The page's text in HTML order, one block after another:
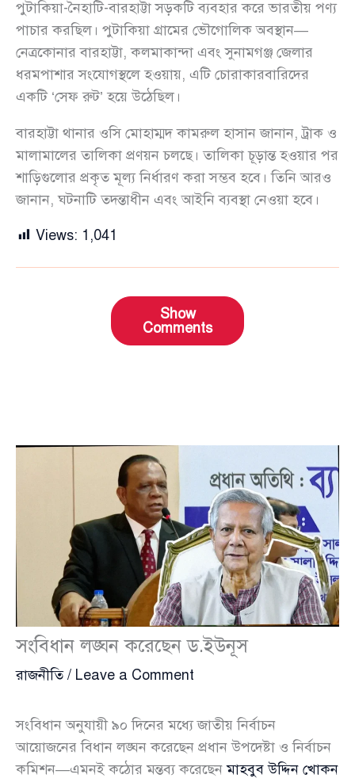
পুটাকিয়া-নৈহাটি-বারহাট্টা সড়কটি ব্যবহার করে ভারতীয় পণ্য
পাচার করছিল। পুটাকিয়া গ্রামের ভৌগোলিক অবস্থান—
নেত্রকোনার বারহাট্টা, কলমাকান্দা এবং সুনামগঞ্জ জেলার
ধরমপাশার সংযোগস্থলে হওয়ায়, এটি চোরাকারবারিদের
একটি ‘সেফ রুট’ হয়ে উঠেছিল।
বারহাট্টা থানার ওসি মোহাম্মদ কামরুল হাসান জানান, ট্রাক ও
মালামালের তালিকা প্রণয়ন চলছে। তালিকা চূড়ান্ত হওয়ার পর
শাড়িগুলোর প্রকৃত মূল্য নির্ধারণ করা সম্ভব হবে। তিনি আরও
জানান, ঘটনাটি তদন্তাধীন এবং আইনি ব্যবস্থা নেওয়া হবে।
Views: 1,041
Show
Comments
সংবিধান লঙ্ঘন করেছেন ড.ইউনূস
রাজনীতি/ Leave a Comment
সংবিধান অনুযায়ী ৯০ দিনের মধ্যে জাতীয় নির্বাচন
আয়োজনের বিধান লঙ্ঘন করেছেন প্রধান উপদেষ্টা ও নির্বাচন
কমিশন—এমনই কঠোর মন্তব্য করেছেনমাহবুব উদ্দিন খোকন